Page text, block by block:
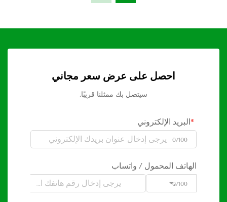
احصل على عرض سعر مجاني
سيتصل بك ممثلنا قريبًا.
البريد الإلكتروني
0/100
الهاتف المحمول / واتساب
Code0/100